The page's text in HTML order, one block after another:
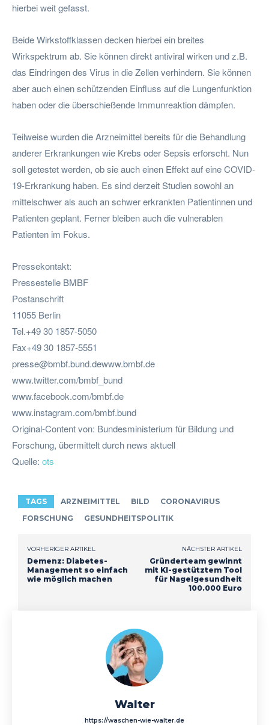
hierbei weit gefasst.
Beide Wirkstoffklassen decken hierbei ein breites
Wirkspektrum ab. Sie können direkt antiviral wirken und z.B.
das Eindringen des Virus in die Zellen verhindern. Sie können
aber auch einen schützenden Einfluss auf die Lungenfunktion
haben oder die überschießende Immunreaktion dämpfen.
Teilweise wurden die Arzneimittel bereits für die Behandlung
anderer Erkrankungen wie Krebs oder Sepsis erforscht. Nun
soll getestet werden, ob sie auch einen Effekt auf eine COVID-
19-Erkrankung haben. Es sind derzeit Studien sowohl an
mittelschwer als auch an schwer erkrankten Patientinnen und
Patienten geplant. Ferner bleiben auch die vulnerablen
Patienten im Fokus.
Pressekontakt:
Pressestelle BMBF
Postanschrift
11055 Berlin
Tel.+49 30 1857-5050
Fax+49 30 1857-5551
presse@bmbf.bund.dewww.bmbf.de
www.twitter.com/bmbf_bund
www.facebook.com/bmbf.de
www.instagram.com/bmbf.bund
Original-Content von: Bundesministerium für Bildung und
Forschung, übermittelt durch news aktuell
Quelle: ots
TAGS ARZNEIMITTEL BILD
CORONAVIRUS
FORSCHUNG
GESUNDHEITSPOLITIK
VORHERIGER ARTIKEL
Demenz: Diabetes-
Management so einfach
wie möglich machen
NÄCHSTER ARTIKEL
Gründerteam gewinnt
mit KI-gestütztem Tool
für Nagelgesundheit
100.000 Euro
Walter
https://waschen-wie-walter.de